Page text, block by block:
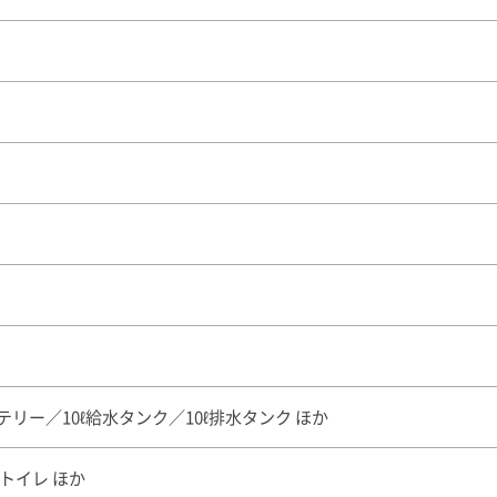
ー／10ℓ給水タンク／10ℓ排水タンク ほか
イレ ほか